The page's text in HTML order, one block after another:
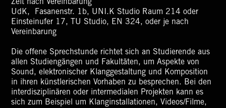
Zeit nach Vereinbarung
UdK, Fasanenstr. 1b, UNI.K Studio Raum 214 oder
Einsteinufer 17, TU Studio, EN 324, oder je nach
Vereinbarung
Die offene Sprechstunde richtet sich an Studierende aus
allen Studiengängen und Fakultäten, um Aspekte von
Sound, elektronischer Klanggestaltung und Komposition
in ihren künstlerischen Vorhaben zu besprechen. Bei den
interdisziplinären oder intermedialen Projekten kann es
sich zum Beispiel um Klanginstallationen, Videos/Filme,